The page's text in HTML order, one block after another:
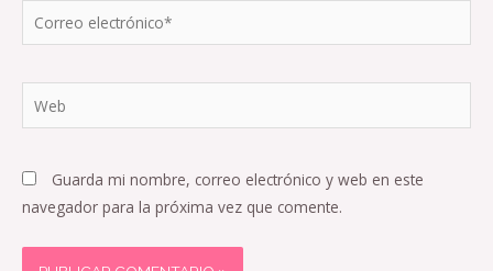
Correo
electrónico*
Guarda mi nombre, correo electrónico y web en este
navegador para la próxima vez que comente.